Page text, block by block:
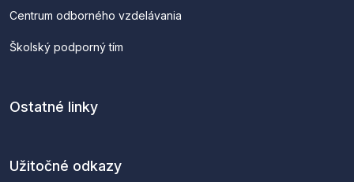
Centrum odborného vzdelávania
Školský podporný tím
Ostatné linky
Užitočné odkazy